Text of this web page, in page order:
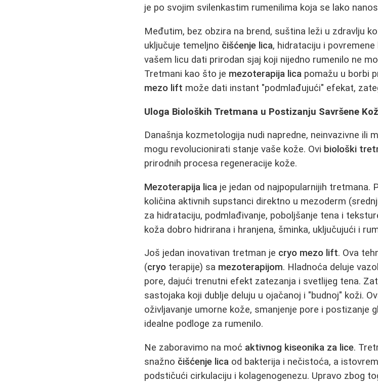
je po svojim svilenkastim rumenilima koja se lako
Međutim, bez obzira na brend, suština leži u zdravlju
uključuje temeljno čišćenje lica, hidrataciju i povremene
vašem licu dati prirodan sjaj koji nijedno rumenilo ne
Tretmani kao što je mezoterapija lica pomažu u borbi
mezo lift može dati instant "podmlađujući" efekat,
Uloga Bioloških Tretmana u Postizanju Savršene
Današnja kozmetologija nudi napredne, neinvazivne ili
mogu revolucionirati stanje vaše kože. Ovi biološki
prirodnih procesa regeneracije kože.
Mezoterapija lica je jedan od najpopularnijih tretmana.
količina aktivnih supstanci direktno u mezoderm
za hidrataciju, podmlađivanje, poboljšanje tena i
koža dobro hidrirana i hranjena, šminka, uključujući i
Još jedan inovativan tretman je cryo mezo lift. Ova
(cryo terapije) sa mezoterapijom. Hladnoća deluje
pore, dajući trenutni efekt zatezanja i svetlijeg tena.
sastojaka koji dublje deluju u ojačanoj i "budnoj" koži.
oživljavanje umorne kože, smanjenje pore i postizanje
idealne podloge za rumenilo.
Ne zaboravimo na moć aktivnog kiseonika za lice.
snažno čišćenje lica od bakterija i nečistoća, a
podstičući cirkulaciju i kolagenogenezu. Upravo zbog